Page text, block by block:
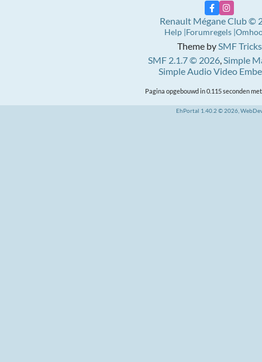
Theme bySMF Tricks
SMF 2.1.7 © 2026,Simple
Simple Audio Video
Renault Mégane Club ©
Help Forumregels
Pagina opgebouwd in 0.115 seconden
EhPortal 1.40.2 © 2026,